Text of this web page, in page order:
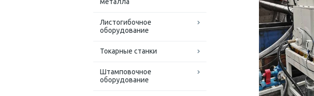
Листогибочное
оборудование
Токарные станки
Штамповочное
оборудование